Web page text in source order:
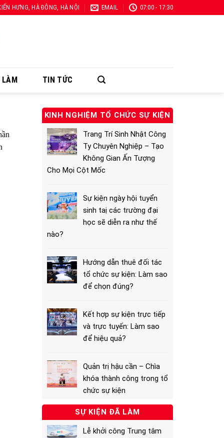
HƯNG, HÀ ĐÔNG, HÀ NỘI EMAIL 07:00 - 17:30
TIN TỨC
KINH NGHIỆM TỔ CHỨC SỰ KIỆN
Trang Trí Sinh Nhật Công
Ty Chuyên Nghiệp – Tạo
Không Gian Ấn Tượng
Cho Mọi Cột Mốc
Sự kiện ngày hội tuyển
sinh taị các trường đại
học sẽ diễn ra như thế
nào?
Hướng dẫn thuê đối tác
tổ chức sự kiện: Làm sao
để chọn đúng?
Kết hợp sự kiện trực tiếp
và trực tuyến: Làm sao
để hiệu quả?
Quản trị hậu cần – Chìa
khóa thành công trong tổ
chức sự kiện
SỰ KIỆN ĐÃ LÀM
Lễ khởi công Trung tâm